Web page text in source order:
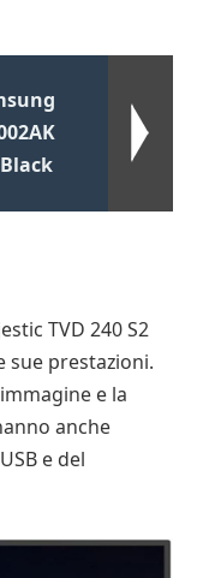
TVD 240 S2
sue prestazioni.
e la
anche
e del